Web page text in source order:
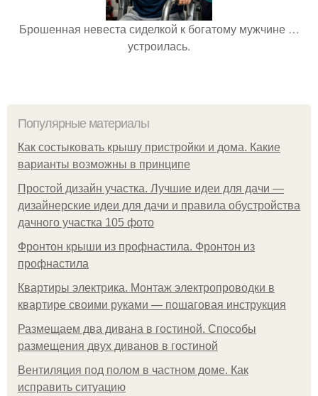
Брошенная невеста сиделкой к богатому мужчине …
устроилась.
Популярные материалы
Как состыковать крышу пристройки и дома. Какие
варианты возможны в принципе
Простой дизайн участка. Лучшие идеи для дачи —
дизайнерские идеи для дачи и правила обустройства
дачного участка 105 фото
Фронтон крыши из профнастила. Фронтон из
профнастила
Квартиры электрика. Монтаж электропроводки в
квартире своими руками — пошаговая инструкция
Размещаем два дивана в гостиной. Способы
размещения двух диванов в гостиной
Вентиляция под полом в частном доме. Как
исправить ситуацию